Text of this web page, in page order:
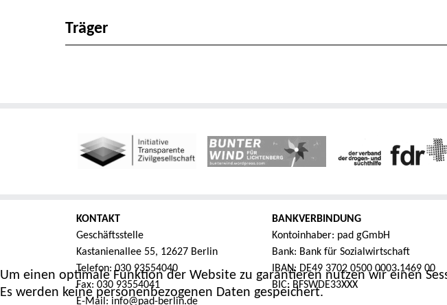
Träger
KONTAKT
Geschäftsstelle
Kastanienallee 55, 12627 Berlin
Telefon: 030 93554040
Fax: 030 93554041
E-Mail: info@pad-berlin.de
BANKVERBINDUNG
Kontoinhaber: pad gGmbH
Bank: Bank für Sozialwirtschaft
IBAN: DE49 3702 0500 0003 1469 00
BIC: BFSWDE33XXX
Um einen optimale Funktion der Website zu garantieren nutzen wir einen
Es werden keine personenbezogenen Daten gespeichert.